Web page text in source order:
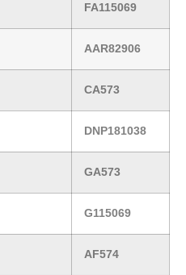
FA115069
AAR82906
CA573
DNP181038
GA573
G115069
AF574